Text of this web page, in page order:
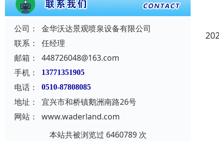
公司：
金华沃达景观喷泉设备有限公司
联系：
任经理
邮箱：
448726048@163.com
手机：
13771351905
电话： 0510-87808085
地址：
宜兴市和桥镇鹅洲南路26号
网站：
www.waderland.com
本站共被浏览过 6460789 次